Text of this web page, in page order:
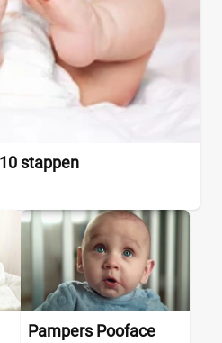
stappen
Pampers Pooface